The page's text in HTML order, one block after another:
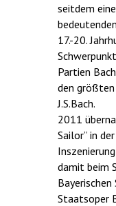
seitdem
17.-20.
Partien
den
J.S.Bach.
2011
Sailor” in
damit beim
Staatsoper